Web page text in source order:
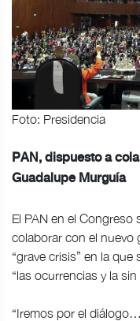
Foto: Presidencia
PAN, dispuesto a
Guadalupe Murguía
El PAN en el
colaborar con el nuevo
“grave crisis” en la
“las ocurrencias y la sin
“Iremos por el